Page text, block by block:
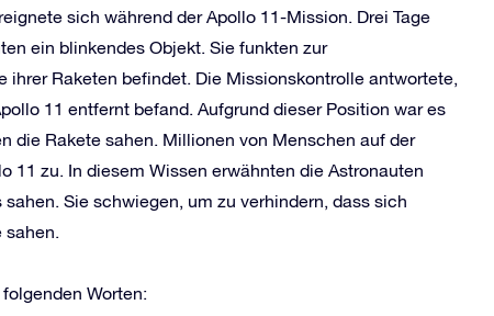
sich während der Apollo 11-Mission. Drei Tage
ein blinkendes Objekt. Sie funkten zur
Raketen befindet. Die Missionskontrolle antwortete,
11 entfernt befand. Aufgrund dieser Position war es
die Rakete sahen. Millionen von Menschen auf der
11 zu. In diesem Wissen erwähnten die Astronauten
Sie schwiegen, um zu verhindern, dass sich
sahen.
Worten: